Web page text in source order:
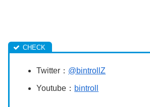
Twitter： @bintrollZ
Youtube： bintroll